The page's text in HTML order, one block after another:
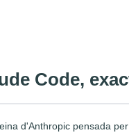
Code,
d'Anthropic pensada